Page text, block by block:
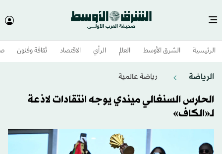
الرئيسية الشرق الأوسط​ العالم الرأي الاقتصاد ثقافة وفنون
الرياضة رياضة عالمية
الحارس السنغالي ميندي يوجه انتقادات لاذعة
لـ«الكاف»